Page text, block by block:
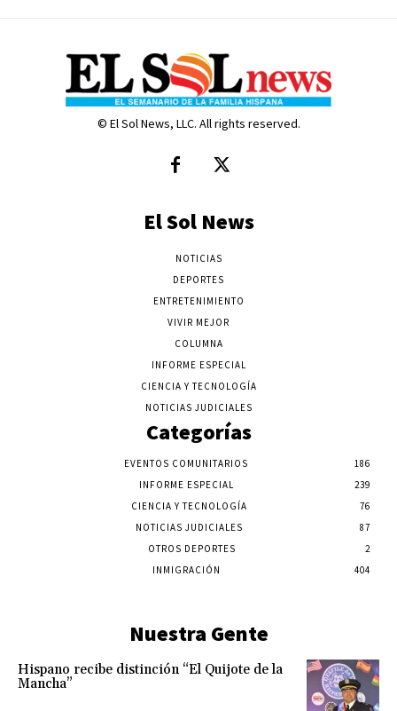
© El Sol News, LLC. All rights reserved.
El Sol News
NOTICIAS
DEPORTES
ENTRETENIMIENTO
VIVIR MEJOR
COLUMNA
INFORME ESPECIAL
CIENCIA Y TECNOLOGÍA
NOTICIAS JUDICIALES
Categorías
EVENTOS COMUNITARIOS
186
INFORME ESPECIAL
239
CIENCIA Y TECNOLOGÍA
76
NOTICIAS JUDICIALES
87
OTROS DEPORTES
2
INMIGRACIÓN
404
Nuestra Gente
Hispano recibe distinción “El Quijote de la
Mancha”